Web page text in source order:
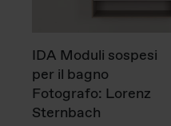
IDA Moduli sospesi
per il bagno
Fotografo: Lorenz
Sternbach